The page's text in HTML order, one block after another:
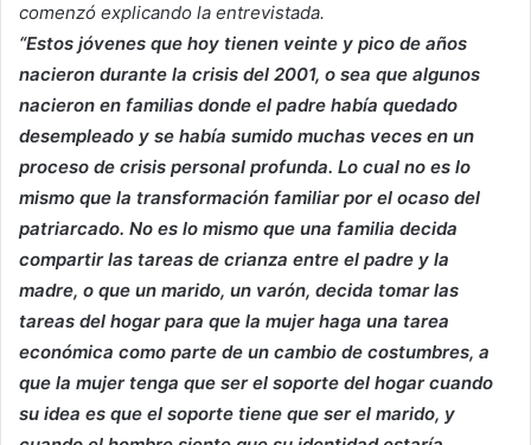
comenzó explicando la entrevistada.
“Estos jóvenes que hoy tienen veinte y pico de años
nacieron durante la crisis del 2001, o sea que algunos
nacieron en familias donde el padre había quedado
desempleado y se había sumido muchas veces en un
proceso de crisis personal profunda. Lo cual no es lo
mismo que la transformación familiar por el ocaso del
patriarcado. No es lo mismo que una familia decida
compartir las tareas de crianza entre el padre y la
madre, o que un marido, un varón, decida tomar las
tareas del hogar para que la mujer haga una tarea
económica como parte de un cambio de costumbres, a
que la mujer tenga que ser el soporte del hogar cuando
su idea es que el soporte tiene que ser el marido, y